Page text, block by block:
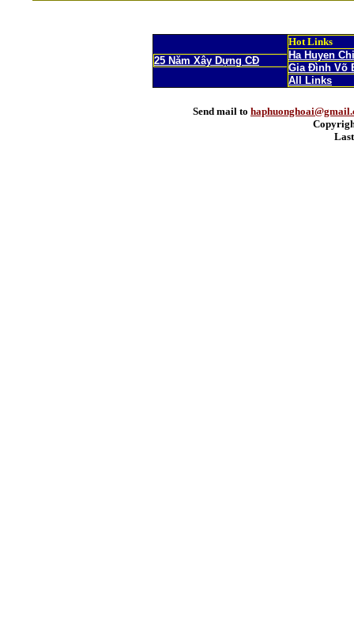
25 Năm Xây Dựng CĐ
Hot Links
Ha Huyen Chi
Gia Đình Võ
All Links
Send mail to